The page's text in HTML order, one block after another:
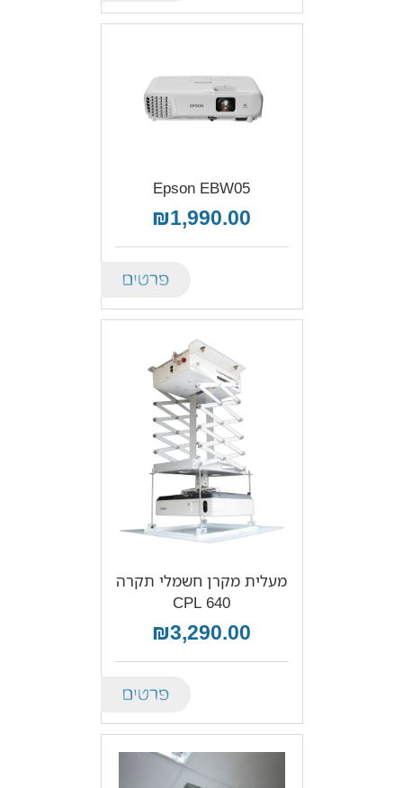
Epson EBW05
₪1,990.00
מעלית מקרן חשמלי תקרה
CPL 640
₪3,290.00